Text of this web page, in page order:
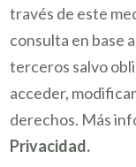
través de este
consulta en base
terceros salvo
acceder,
derechos. Más
Privacidad.